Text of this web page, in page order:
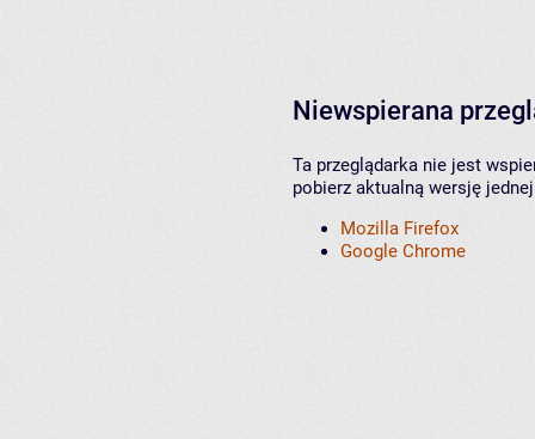
Niewspierana
Ta przeglądarka nie jest
pobierz aktualną wersję
Mozilla Firefox
Google Chrome